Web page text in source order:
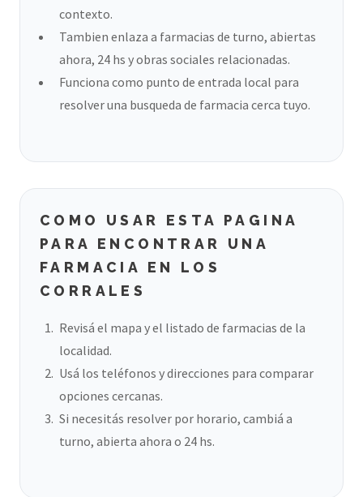
contexto.
Tambien enlaza a farmacias de turno, abiertas
ahora, 24 hs y obras sociales relacionadas.
Funciona como punto de entrada local para
resolver una busqueda de farmacia cerca tuyo.
COMO USAR ESTA PAGINA
PARA ENCONTRAR UNA
FARMACIA EN LOS
CORRALES
Revisá el mapa y el listado de farmacias de la
localidad.
Usá los teléfonos y direcciones para comparar
opciones cercanas.
Si necesitás resolver por horario, cambiá a
turno, abierta ahora o 24 hs.